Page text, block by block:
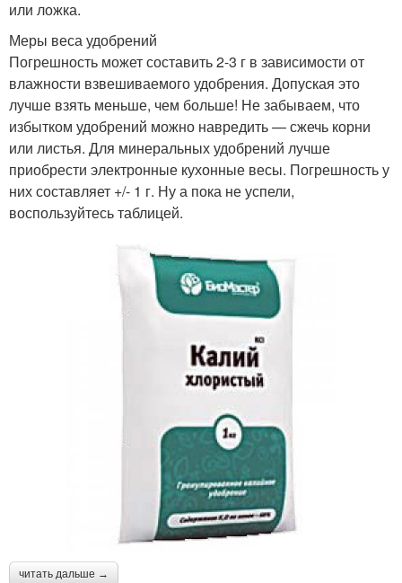
или ложка.
Меры веса удобрений
Погрешность может составить 2-3 г в зависимости от
влажности взвешиваемого удобрения. Допуская это
лучше взять меньше, чем больше! Не забываем, что
избытком удобрений можно навредить — сжечь корни
или листья. Для минеральных удобрений лучше
приобрести электронные кухонные весы. Погрешность у
них составляет +/- 1 г. Ну а пока не успели,
воспользуйтесь таблицей.
читать дальше →